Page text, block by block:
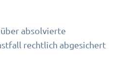
über absolvierte
rechtlich abgesichert